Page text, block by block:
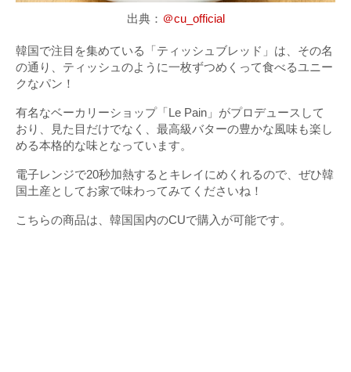
出典： ＠cu_official
韓国で注目を集めている「ティッシュブレッド」は、その名
の通り、ティッシュのように一枚ずつめくって食べるユニー
クなパン！
有名なベーカリーショップ「Le Pain」がプロデュースして
おり、見た目だけでなく、最高級バターの豊かな風味も楽し
める本格的な味となっています。
電子レンジで20秒加熱するとキレイにめくれるので、ぜひ韓
国土産としてお家で味わってみてくださいね！
こちらの商品は、韓国国内のCUで購入が可能です。